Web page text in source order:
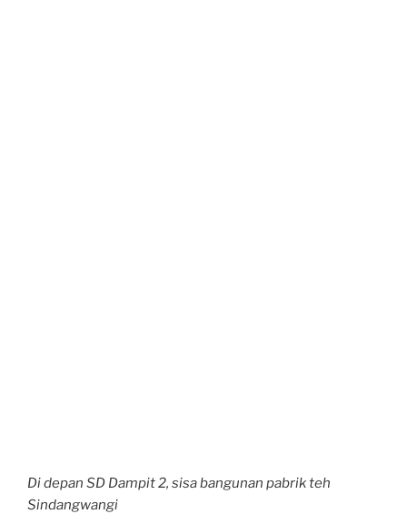
Di depan SD Dampit 2, sisa bangunan pabrik teh
Sindangwangi